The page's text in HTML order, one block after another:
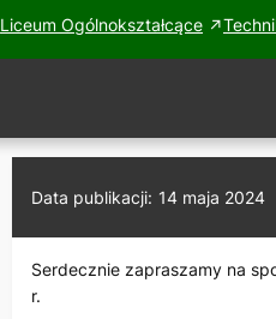
Liceum Ogólnokształcące
Data publikacji: 14 maja 2024
Serdecznie zapraszamy na
r.